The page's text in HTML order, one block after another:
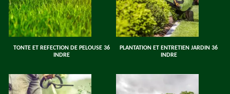
TONTE ET REFECTION DE PELOUSE 36
INDRE
PLANTATION ET ENTRETIEN JARDIN 36
INDRE